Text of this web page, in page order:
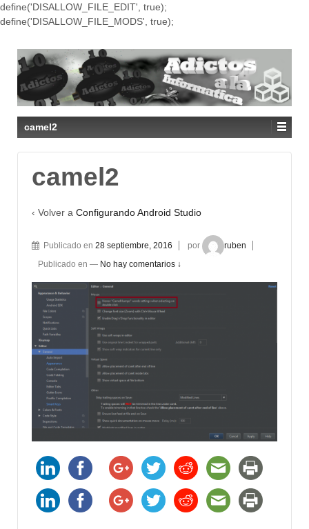
define('DISALLOW_FILE_EDIT', true);
define('DISALLOW_FILE_MODS', true);
camel2
camel2
‹ Volver a Configurando Android Studio
Publicado en 28 septiembre, 2016 por
ruben
Publicado en — No hay comentarios ↓